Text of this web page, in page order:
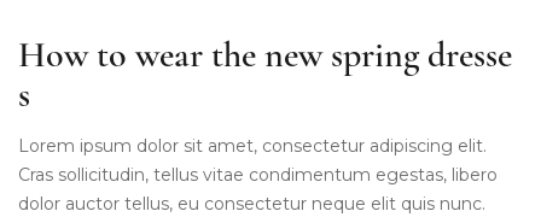
How to wear the new spring dresse
s
Lorem ipsum dolor sit amet, consectetur adipiscing elit.
Cras sollicitudin, tellus vitae condimentum egestas, libero
dolor auctor tellus, eu consectetur neque elit quis nunc.